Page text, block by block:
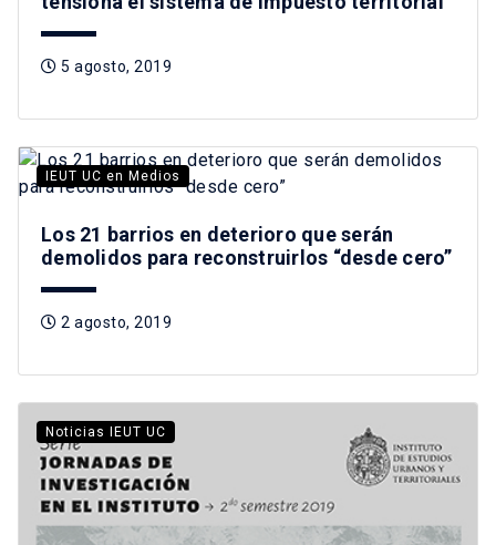
5 agosto, 2019
IEUT UC en Medios
Los 21 barrios en deterioro que serán
demolidos para reconstruirlos “desde cero”
2 agosto, 2019
Noticias IEUT UC